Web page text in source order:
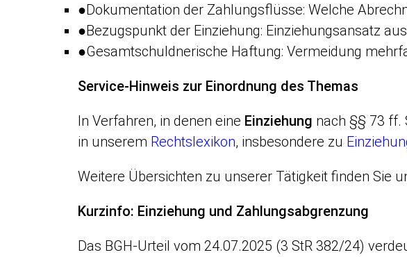
●Dokumentation der Zahlungsflüsse: Welche
●Bezugspunkt der Einziehung: Einziehungsansatz
●Gesamtschuldnerische Haftung: Vermeidung
Service-Hinweis zur Einordnung des Themas
In Verfahren, in denen eine Einziehung nach §§ 73 ff.
in unserem Rechtslexikon, insbesondere zu
Weitere Übersichten zu unserer Tätigkeit finden Sie
Kurzinfo: Einziehung und Zahlungsabgrenzung
Das BGH-Urteil vom 24.07.2025 (3 StR 382/24)